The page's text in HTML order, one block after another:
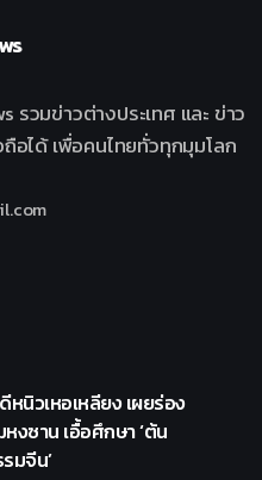
วมข่าวต่างประเทศ และ ข่าว
อได้ เพื่อคนไทยทั่วทุกมุมโลก
นิวเหอเหลียง เผยร่อง
งซาน เอื้อศึกษา ‘ต้น
มจีน’